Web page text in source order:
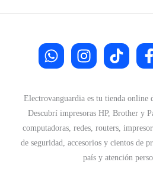
Electrovanguardia es tu tienda online
Descubrí impresoras HP, Brother y
computadoras, redes, routers,
de seguridad, accesorios y cientos de
país y atención